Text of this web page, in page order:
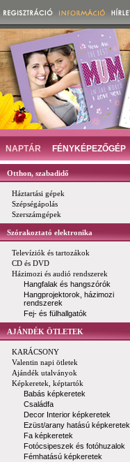
NAPTÁR FÉNYKÉPEZŐGÉP
Otthon, szabadidő
Háztartási gépek
Szépségápolás
Szerszámgépek
Szórakoztató elektronika
Televíziók és tartozákok
CD és DVD
Házimozi és audió rendszerek
Hangfalak és hangszórók
Hangprojektorok, házimozi
rendszerek
Fej- és fülhallgatók
AJÁNDÉK ÖTLETEK
KARÁCSONY
Valentin napi ötletek
Ajándék utalványok
Képkeretek, képtartók
Babás képkeretek
Családfa
Decor Interior képkeretek
Ezüst/arany hatású képkeretek
Fa képkeretek
Fotócsipeszek és fotóhuzalok
Fémhatású képkeretek